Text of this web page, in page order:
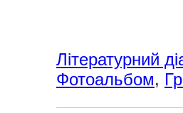
Літературний
Фотоальбом,